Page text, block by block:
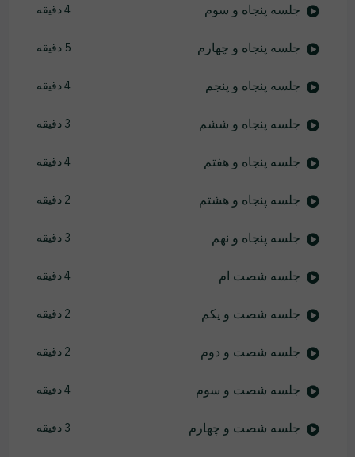
جلسه پنجاه و سوم 4 دقیقه
جلسه پنجاه و چهارم 5 دقیقه
جلسه پنجاه و پنجم 4 دقیقه
جلسه پنجاه و ششم 3 دقیقه
جلسه پنجاه و هفتم 4 دقیقه
جلسه پنجاه و هشتم 2 دقیقه
جلسه پنجاه و نهم 3 دقیقه
جلسه شصت ام 4 دقیقه
جلسه شصت و یکم 2 دقیقه
جلسه شصت و دوم 2 دقیقه
جلسه شصت و سوم 4 دقیقه
جلسه شصت و چهارم 3 دقیقه